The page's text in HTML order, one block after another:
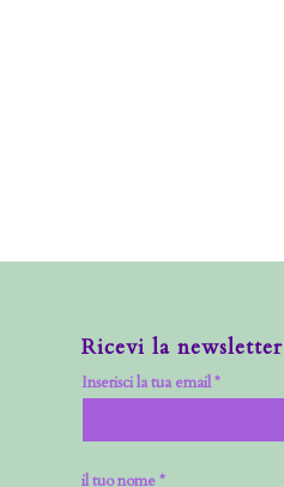
Ricevi la newsletter
Inserisci la tua email *
il tuo nome *